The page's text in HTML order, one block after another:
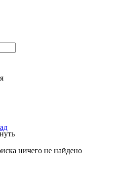
ничего не найдено